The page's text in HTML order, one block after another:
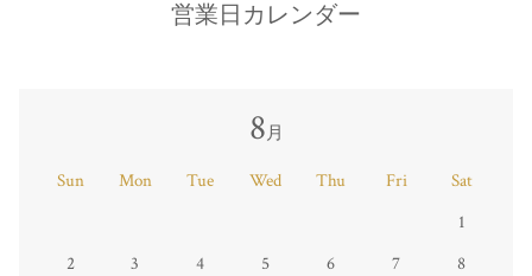
営業日カレンダー
8月
Sun Mon Tue Wed Thu Fri
Sat
1
2
3 4 5 6 7
8